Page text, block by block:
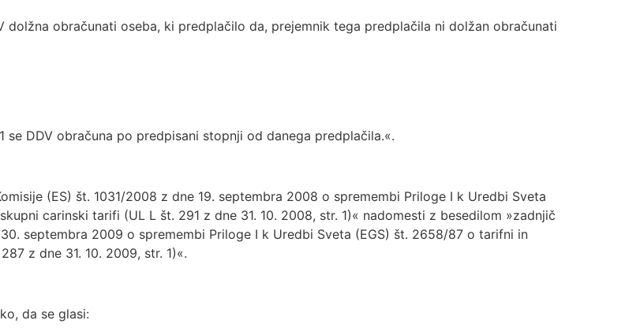
obračunati oseba, ki predplačilo da, prejemnik tega predplačila ni dolžan obračunati
DDV obračuna po predpisani stopnji od danega predplačila.«.
(ES) št. 1031/2008 z dne 19. septembra 2008 o spremembi Priloge I k Uredbi Sveta
carinski tarifi (UL L št. 291 z dne 31. 10. 2008, str. 1)« nadomesti z besedilom »zadnjič
septembra 2009 o spremembi Priloge I k Uredbi Sveta (EGS) št. 2658/87 o tarifni in
z dne 31. 10. 2009, str. 1)«.
da se glasi: